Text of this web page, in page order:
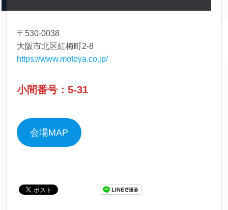
〒530-0038
大阪市北区紅梅町2-8
https://www.motoya.co.jp/
小間番号：5-31
会場MAP